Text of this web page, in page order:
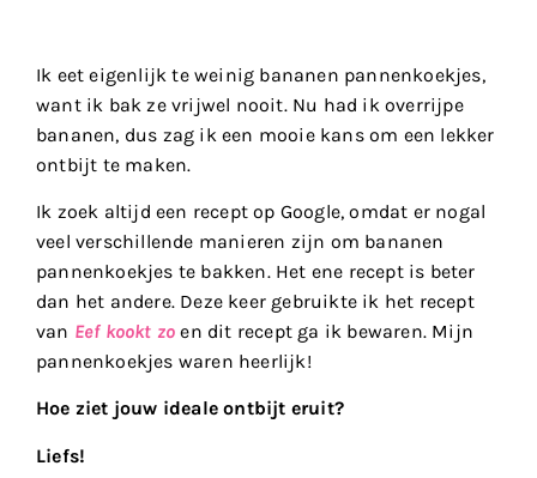
Ik eet eigenlijk te weinig bananen pannenkoekjes,
want ik bak ze vrijwel nooit. Nu had ik overrijpe
bananen, dus zag ik een mooie kans om een lekker
ontbijt te maken.
Ik zoek altijd een recept op Google, omdat er nogal
veel verschillende manieren zijn om bananen
pannenkoekjes te bakken. Het ene recept is beter
dan het andere. Deze keer gebruikte ik het recept
van Eef kookt zo en dit recept ga ik bewaren. Mijn
pannenkoekjes waren heerlijk!
Hoe ziet jouw ideale ontbijt eruit?
Liefs!